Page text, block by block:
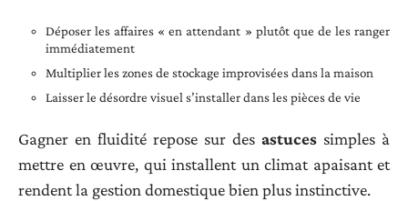
Déposer les affaires « en attendant » plutôt que de les ranger
immédiatement
Multiplier les zones de stockage improvisées dans la maison
Laisser le désordre visuel s’installer dans les pièces de vie
Gagner en fluidité repose sur des astuces simples à
mettre en œuvre, qui installent un climat apaisant et
rendent la gestion domestique bien plus instinctive.